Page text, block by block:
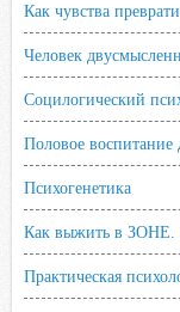
Как чувства
Человек
Социлогический
Половое воспитание
Психогенетика
Как выжить в ЗОНЕ.
Практическая